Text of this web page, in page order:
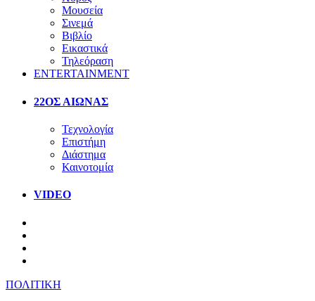
Μουσεία
Σινεμά
Βιβλίο
Εικαστικά
Τηλεόραση
ENTERTAINMENT
22ΟΣ ΑΙΩΝΑΣ
Τεχνολογία
Επιστήμη
Διάστημα
Καινοτομία
VIDEO
ΠΟΛΙΤΙΚΗ